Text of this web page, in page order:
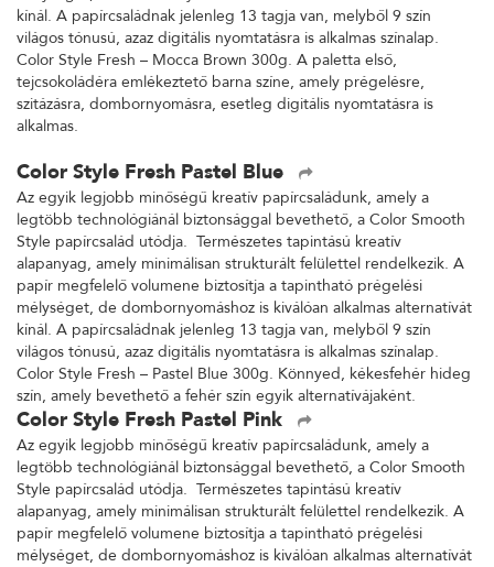
kínál. A papírcsaládnak jelenleg 13 tagja van, melyből 9 szín
világos tónusú, azaz digitális nyomtatásra is alkalmas színalap.
Color Style Fresh – Mocca Brown 300g. A paletta első,
tejcsokoládéra emlékeztető barna színe, amely prégelésre,
szitázásra, dombornyomásra, esetleg digitális nyomtatásra is
alkalmas.
Color Style Fresh Pastel Blue
Az egyik legjobb minőségű kreatív papírcsaládunk, amely a
legtöbb technológiánál biztonsággal bevethető, a Color Smooth
Style papírcsalád utódja. Természetes tapintású kreatív
alapanyag, amely minimálisan strukturált felülettel rendelkezik. A
papír megfelelő volumene biztosítja a tapintható prégelési
mélységet, de dombornyomáshoz is kiválóan alkalmas alternatívát
kínál. A papírcsaládnak jelenleg 13 tagja van, melyből 9 szín
világos tónusú, azaz digitális nyomtatásra is alkalmas színalap.
Color Style Fresh – Pastel Blue 300g. Könnyed, kékesfehér hideg
szín, amely bevethető a fehér szín egyik alternatívájaként.
Color Style Fresh Pastel Pink
Az egyik legjobb minőségű kreatív papírcsaládunk, amely a
legtöbb technológiánál biztonsággal bevethető, a Color Smooth
Style papírcsalád utódja. Természetes tapintású kreatív
alapanyag, amely minimálisan strukturált felülettel rendelkezik. A
papír megfelelő volumene biztosítja a tapintható prégelési
mélységet, de dombornyomáshoz is kiválóan alkalmas alternatívát